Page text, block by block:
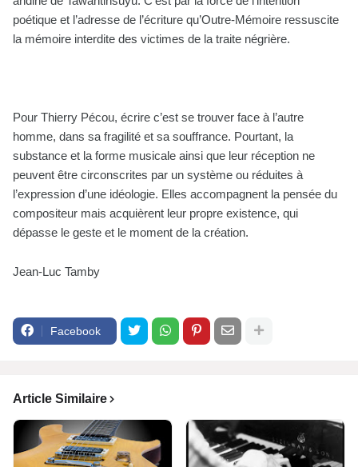
poétique et l’adresse de l’écriture qu’Outre-Mémoire ressuscite
la mémoire interdite des victimes de la traite négrière.
Pour Thierry Pécou, écrire c’est se trouver face à l’autre
homme, dans sa fragilité et sa souffrance. Pourtant, la
substance et la forme musicale ainsi que leur réception ne
peuvent être circonscrites par un système ou réduites à
l’expression d’une idéologie. Elles accompagnent la pensée du
compositeur mais acquièrent leur propre existence, qui
dépasse le geste et le moment de la création.
Jean-Luc Tamby
Facebook
Article Similaire